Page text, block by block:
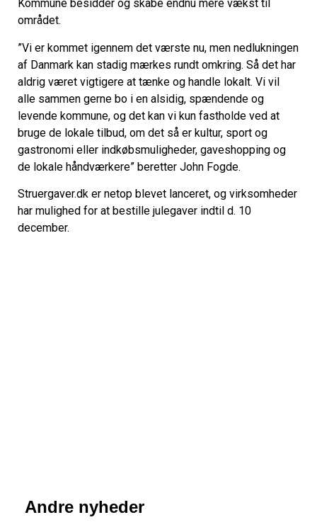
Kommune besidder og skabe endnu mere vækst til
området.
”Vi er kommet igennem det værste nu, men nedlukningen
af Danmark kan stadig mærkes rundt omkring. Så det har
aldrig været vigtigere at tænke og handle lokalt. Vi vil
alle sammen gerne bo i en alsidig, spændende og
levende kommune, og det kan vi kun fastholde ved at
bruge de lokale tilbud, om det så er kultur, sport og
gastronomi eller indkøbsmuligheder, gaveshopping og
de lokale håndværkere” beretter John Fogde.
Struergaver.dk er netop blevet lanceret, og virksomheder
har mulighed for at bestille julegaver indtil d. 10
december.
Andre nyheder